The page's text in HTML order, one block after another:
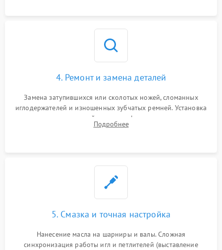
4. Ремонт и замена деталей
Замена затупившихся или сколотых ножей, сломанных
иглодержателей и изношенных зубчатых ремней. Установка
новых петлителей взамен деформированных.
Восстановление контактов в педали и цепях
Подробнее
5. Смазка и точная настройка
Нанесение масла на шарниры и валы. Сложная
синхронизация работы игл и петлителей (выставление